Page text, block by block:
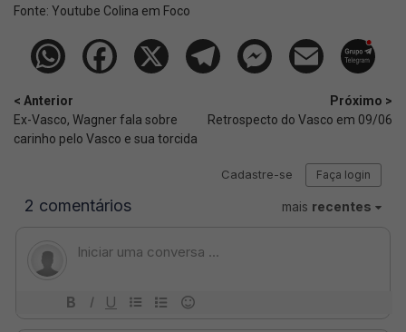
Fonte: Youtube Colina em Foco
< Anterior
Ex-Vasco, Wagner fala sobre
carinho pelo Vasco e sua torcida
Próximo >
Retrospecto do Vasco em 09/06